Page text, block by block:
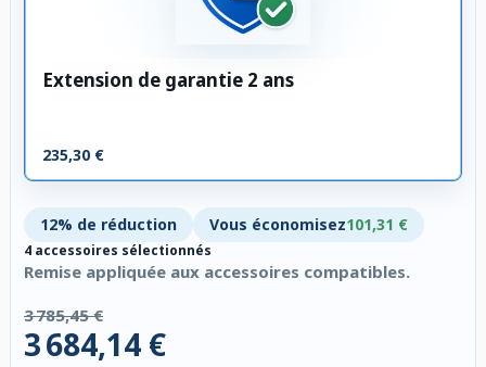
Extension de garantie 2 ans
235,30 €
12% de réduction Vous économisez101,31 €
4 accessoires sélectionnés
Remise appliquée aux accessoires compatibles.
3 785,45 €
3 684,14 €